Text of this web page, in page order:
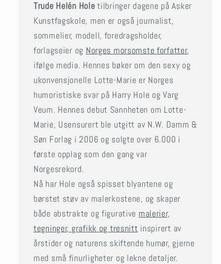
Trude Helén Hole tilbringer dagene på Asker
Kunstfagskole, men er også journalist,
sommelier, modell, foredragsholder,
forlagseier og Norges morsomste forfatter,
ifølge media. Hennes bøker om den sexy og
ukonvensjonelle Lotte-Marie er Norges
humoristiske svar på Harry Hole og Varg
Veum. Hennes debut Sannheten om Lotte-
Marie, Usensurert ble utgitt av N.W. Damm &
Søn Forlag i 2006 og solgte over 6.000 i
første opplag som den gang var
Norgesrekord.
Nå har Hole også spisset blyantene og
børstet støv av malerkostene, og skaper
både abstrakte og figurative malerier,
tegninger, grafikk og tresnitt inspirert av
årstider og naturens skiftende humør, gjerne
med små finurligheter og lekne detaljer.